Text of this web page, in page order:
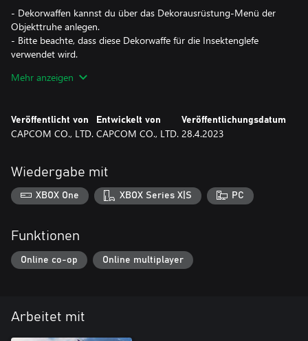
- Dekorwaffen kannst du über das Dekorausrüstung-Menü der
Objekttruhe anlegen.
- Bitte beachte, dass diese Dekorwaffe für die Insektenglefe
verwendet wird.
ändern. Sie haben keinen Einfluss auf dessen Werte oder
*Dieser Inhalt ist auch als Teil eines oder mehrerer Bundles
erhältlich. Bitte überprüfe deine bisherigen Käufe, um doppelte
Mehr anzeigen
Veröffentlicht von
CAPCOM CO., LTD.
Entwickelt von
CAPCOM CO., LTD.
Veröffentlichungsdatum
28.4.2023
Wiedergabe mit
XBOX One XBOX Series X|S PC
Funktionen
Online co-op Online multiplayer
Arbeitet mit